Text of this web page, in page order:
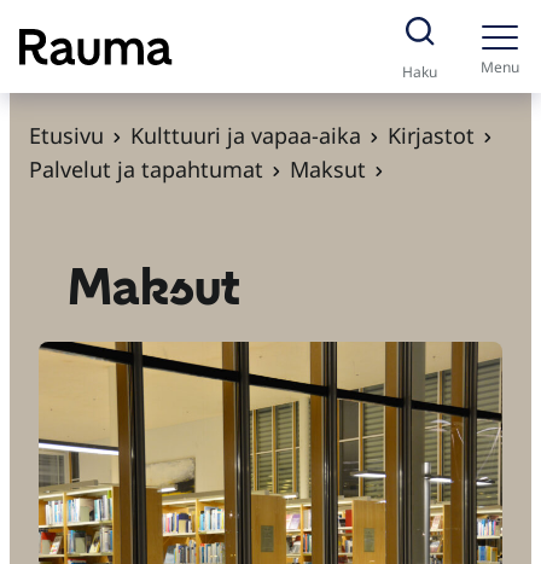
S
i
Haku Menu
Etusivu Kulttuuri ja vapaa-aika
Kirjastot
Palvelut ja tapahtumat
Maksut
Maksut